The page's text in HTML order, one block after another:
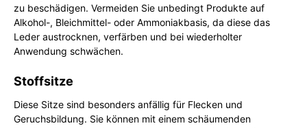
zu beschädigen. Vermeiden Sie unbedingt Produkte auf
Alkohol-, Bleichmittel- oder Ammoniakbasis, da diese das
Leder austrocknen, verfärben und bei wiederholter
Anwendung schwächen.
Stoffsitze
Diese Sitze sind besonders anfällig für Flecken und
Geruchsbildung. Sie können mit einem schäumenden